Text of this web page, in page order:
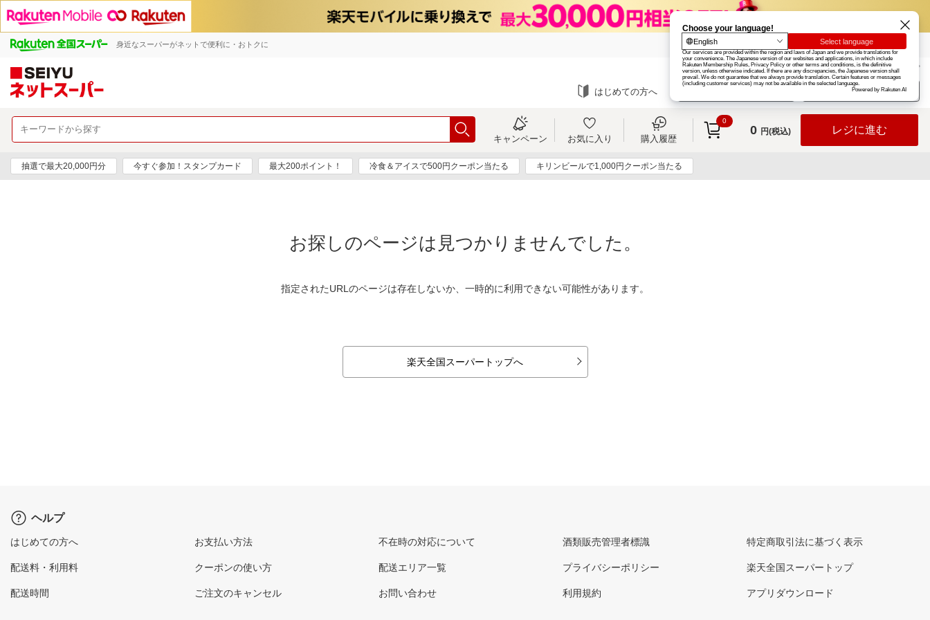
身近なスーパーがネットで便利に・おトクに 楽天グループ カード
お知らせ ヘルプ
はじめての方へ ログイン
キャンペーン お気に入り 購入履歴
0
0 円(税込) レジに進む
抽選で最大20,000円分 今すぐ参加！スタンプカード 最大200ポイント！ 冷食＆アイスで500円クーポン当たる キリンビールで1,000円クーポン当たる
お探しのページは見つかりませんでした。
指定されたURLのページは存在しないか、一時的に利用できない可能性があります。
楽天全国スーパートップへ
ヘルプ
はじめての方へ
配送料・利用料
配送時間
お支払い方法
クーポンの使い方
ご注文のキャンセル
不在時の対応について
配送エリア一覧
お問い合わせ
酒類販売管理者標識
プライバシーポリシー
利用規約
特定商取引法に基づく表示
楽天全国スーパートップ
アプリダウンロード